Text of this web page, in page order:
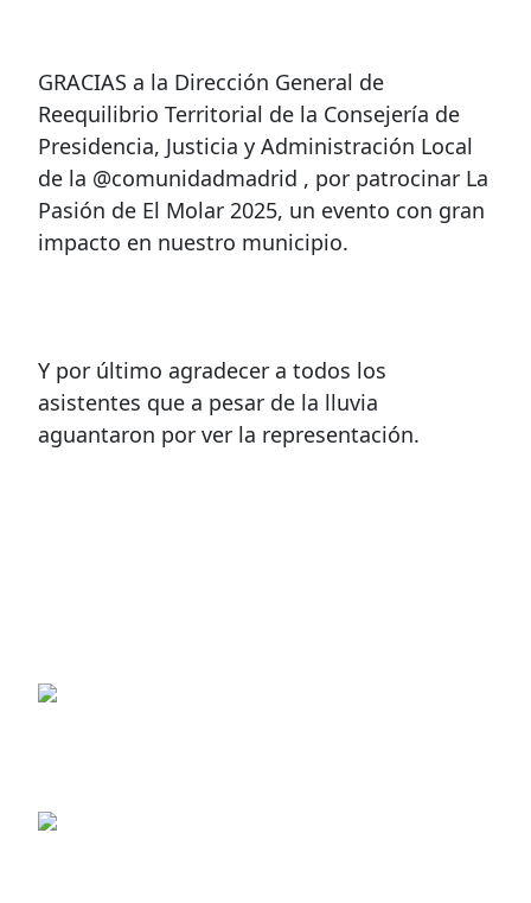
GRACIAS a la Dirección General de
Reequilibrio Territorial de la Consejería de
Presidencia, Justicia y Administración Local
de la @comunidadmadrid , por patrocinar La
Pasión de El Molar 2025, un evento con gran
impacto en nuestro municipio.
Y por último agradecer a todos los
asistentes que a pesar de la lluvia
aguantaron por ver la representación.